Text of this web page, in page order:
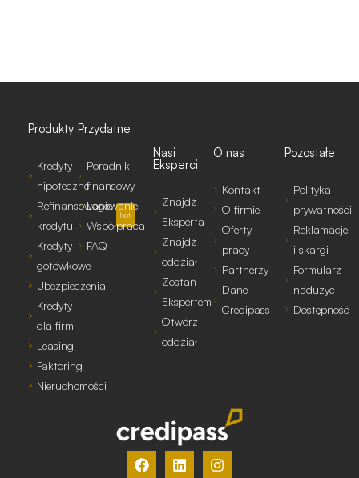
Produkty
Kredyty
hipoteczne
Refinansowanie
kredytu
hot
Kredyty
gotówkowe
Ubezpieczenia
Kredyty
dla firm
Leasing
Faktoring
Nieruchomości
Przydatne
Poradnik
finansowy
Logowanie
Współpraca
FAQ
Nasi
Eksperci
Znajdź
Eksperta
Znajdź
oddział
Zostań
Ekspertem
Otwórz
oddział
O nas
Kontakt
O firmie
Oferty
pracy
Partnerzy
Dane
Credipass
Pozostałe
Polityka
prywatności
Reklamacje
i skargi
Formularz
nadużyć
Dostępność